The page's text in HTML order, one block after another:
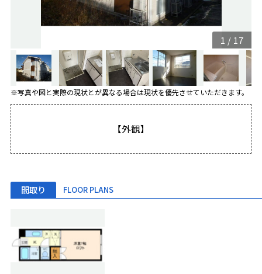
1 / 17
※写真や図と実際の現状とが異なる場合は現状を優先させていただきます。
【外観】
間取り FLOOR PLANS